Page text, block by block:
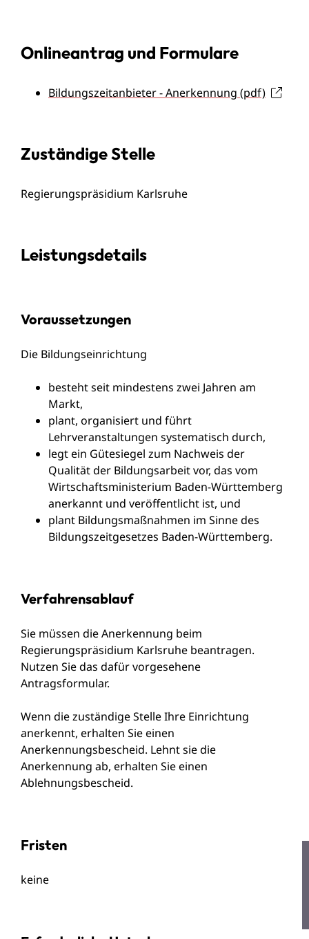
Onlineantrag und Formulare
Bildungszeitanbieter - Anerkennung (pdf)
Zuständige Stelle
Regierungspräsidium Karlsruhe
Leistungsdetails
Voraussetzungen
Die Bildungseinrichtung
besteht seit mindestens zwei Jahren am
Markt,
plant, organisiert und führt
Lehrveranstaltungen systematisch durch,
legt ein Gütesiegel zum Nachweis der
Qualität der Bildungsarbeit vor, das vom
Wirtschaftsministerium Baden-Württemberg
anerkannt und veröffentlicht ist, und
plant Bildungsmaßnahmen im Sinne des
Bildungszeitgesetzes Baden-Württemberg.
Verfahrensablauf
Sie müssen die Anerkennung beim
Regierungspräsidium Karlsruhe beantragen.
Nutzen Sie das dafür vorgesehene
Antragsformular.
Wenn die zuständige Stelle Ihre Einrichtung
anerkennt, erhalten Sie einen
Anerkennungsbescheid. Lehnt sie die
Anerkennung ab, erhalten Sie einen
Ablehnungsbescheid.
Fristen
keine